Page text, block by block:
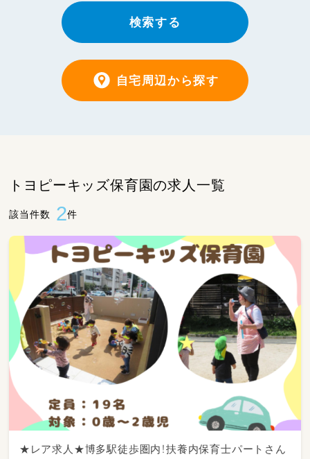
検索する
自宅周辺から探す
トヨピーキッズ保育園の求人一覧
該当件数 2件
★レア求人★博多駅徒歩圏内！扶養内保育士パートさん